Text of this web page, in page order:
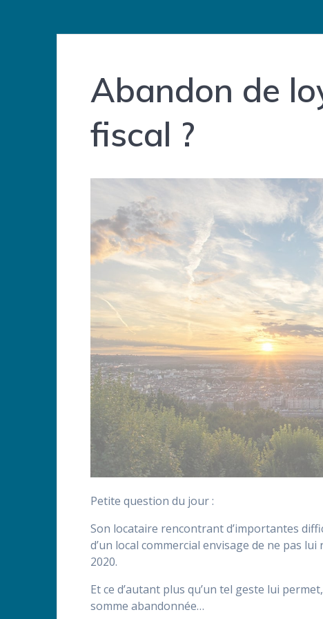
Abandon de
fiscal ?
Petite question du jour :
Son locataire rencontrant d’importantes
d’un local commercial envisage de ne pas
2020.
Et ce d’autant plus qu’un tel geste lui
somme abandonnée…